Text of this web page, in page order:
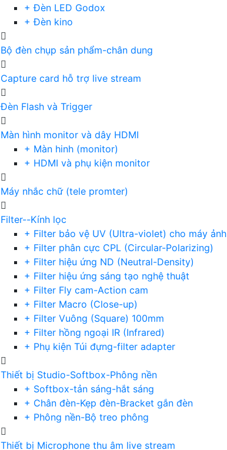
+ Đèn LED Godox
+ Đèn kino
Bộ đèn chụp sản phẩm-chân dung
Capture card hỗ trợ live stream
Đèn Flash và Trigger
Màn hình monitor và dây HDMI
+ Màn hinh (monitor)
+ HDMI và phụ kiện monitor
Máy nhắc chữ (tele promter)
Filter--Kính lọc
+ Filter bảo vệ UV (Ultra-violet) cho máy ảnh
+ Filter phân cực CPL (Circular-Polarizing)
+ Filter hiệu ứng ND (Neutral-Density)
+ Filter hiệu ứng sáng tạo nghệ thuật
+ Filter Fly cam-Action cam
+ Filter Macro (Close-up)
+ Filter Vuông (Square) 100mm
+ Filter hồng ngoại IR (Infrared)
+ Phụ kiện Túi đựng-filter adapter
Thiết bị Studio-Softbox-Phông nền
+ Softbox-tản sáng-hắt sáng
+ Chân đèn-Kẹp đèn-Bracket gắn đèn
+ Phông nền-Bộ treo phông
Thiết bị Microphone thu âm live stream